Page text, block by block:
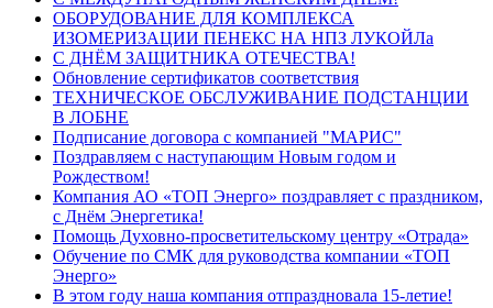
ОБОРУДОВАНИЕ ДЛЯ КОМПЛЕКСА
ИЗОМЕРИЗАЦИИ ПЕНЕКС НА НПЗ ЛУКОЙЛа
С ДНЁМ ЗАЩИТНИКА ОТЕЧЕСТВА!
Обновление сертификатов соответствия
ТЕХНИЧЕСКОЕ ОБСЛУЖИВАНИЕ ПОДСТАНЦИИ
В ЛОБНЕ
Подписание договора с компанией "МАРИС"
Поздравляем с наступающим Новым годом и
Рождеством!
Компания АО «ТОП Энерго» поздравляет с праздником,
с Днём Энергетика!
Помощь Духовно-просветительскому центру «Отрада»
Обучение по СМК для руководства компании «ТОП
Энерго»
В этом году наша компания отпраздновала 15-летие!